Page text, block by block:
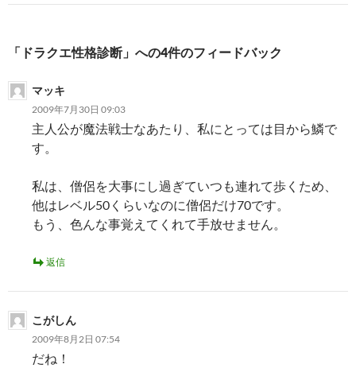
ゲ
ー
ョ
「ドラクエ性格診断」への4件のフィードバック
マッキ
2009年7月30日 09:03
主人公が魔法戦士なあたり、私にとっては目から鱗で
す。
私は、僧侶を大事にし過ぎていつも連れて歩くため、
他はレベル50くらいなのに僧侶だけ70です。
もう、色んな事覚えてくれて手放せません。
返信
こがしん
2009年8月2日 07:54
だね！